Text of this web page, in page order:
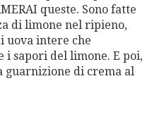
queste. Sono fatte
di limone nel ripieno,
uova intere che
sapori del limone. E poi,
guarnizione di crema al